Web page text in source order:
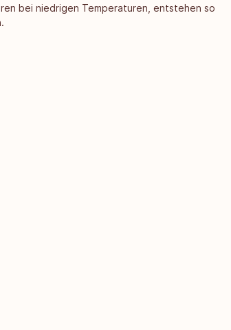
bei niedrigen Temperaturen, entstehen so